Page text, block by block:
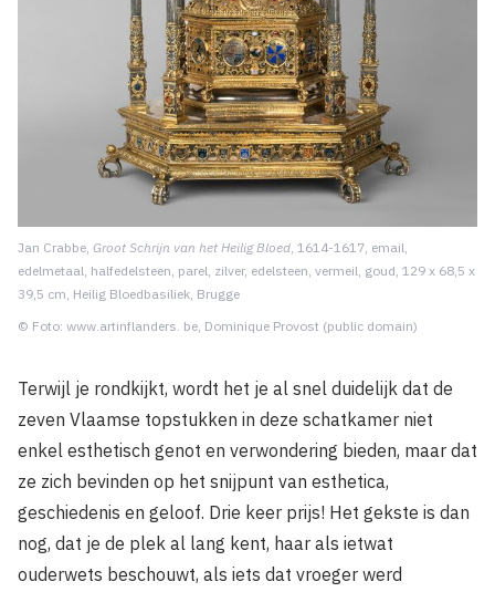
Jan Crabbe, Groot Schrijn van het Heilig Bloed , 1614-1617, email,
edelmetaal, halfedelsteen, parel, zilver, edelsteen, vermeil, goud, 129 x 68,5 x
39,5 cm, Heilig Bloedbasiliek, Brugge
© Foto: www.artinflanders. be, Dominique Provost (public domain)
Terwijl je rondkijkt, wordt het je al snel duidelijk dat de
zeven Vlaamse topstukken in deze schatkamer niet
enkel esthetisch genot en verwondering bieden, maar dat
ze zich bevinden op het snijpunt van esthetica,
geschiedenis en geloof. Drie keer prijs! Het gekste is dan
nog, dat je de plek al lang kent, haar als ietwat
ouderwets beschouwt, als iets dat vroeger werd